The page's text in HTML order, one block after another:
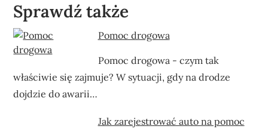
Sprawdź także
Pomoc drogowa
Pomoc drogowa - czym tak
właściwie się zajmuje? W sytuacji, gdy na drodze
dojdzie do awarii…
Jak zarejestrować auto na pomoc